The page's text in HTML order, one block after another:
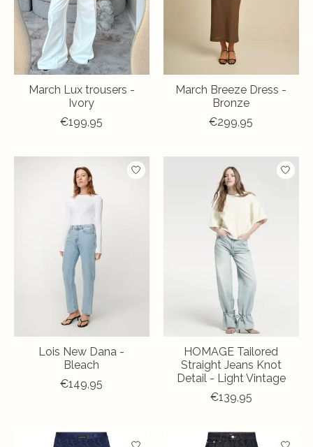
March Lux trousers -
Ivory
€199,95
March Breeze Dress -
Bronze
€299,95
Lois New Dana -
Bleach
€149,95
HOMAGE Tailored
Straight Jeans Knot
Detail - Light Vintage
€139,95